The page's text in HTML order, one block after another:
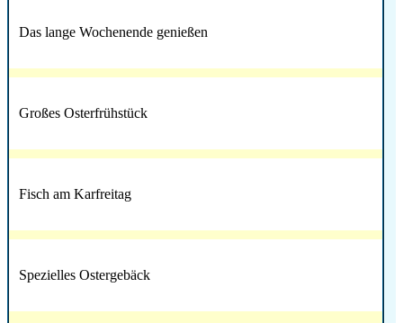
Das lange Wochenende genießen
Großes Osterfrühstück
Fisch am Karfreitag
Spezielles Ostergebäck